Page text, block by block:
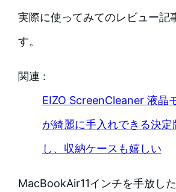
実際に使ってみてのレビュー記
す。
関連 :
EIZO ScreenCleaner 液晶
が綺麗に手入れできる決定
し、収納ケースも嬉しい
MacBookAir11インチを手放し